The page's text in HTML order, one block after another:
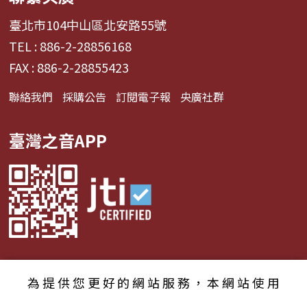
臺北市104中山區北安路55號
TEL : 886-2-28856168
FAX : 886-2-28855423
聯絡我們 採購公告 訂閱電子報 央廣社群
臺灣之音APP
為提供您更好的網站服務，本網站使用